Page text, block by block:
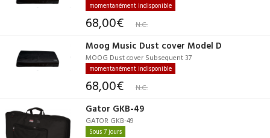
momentanément indisponible
68,00€ N.C.
Moog Music Dust cover Model D
MOOG Dust cover Subsequent 37
momentanément indisponible
68,00€ N.C.
Gator GKB-49
GATOR GKB-49
Sous 7 jours